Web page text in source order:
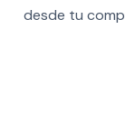
desde tu